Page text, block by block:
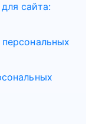
сайта: